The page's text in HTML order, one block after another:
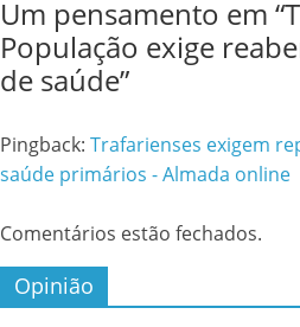
Um pensamento em “
População exige
de saúde”
Pingback: Trafarienses exigem
saúde primários - Almada online
Comentários estão fechados.
Opinião